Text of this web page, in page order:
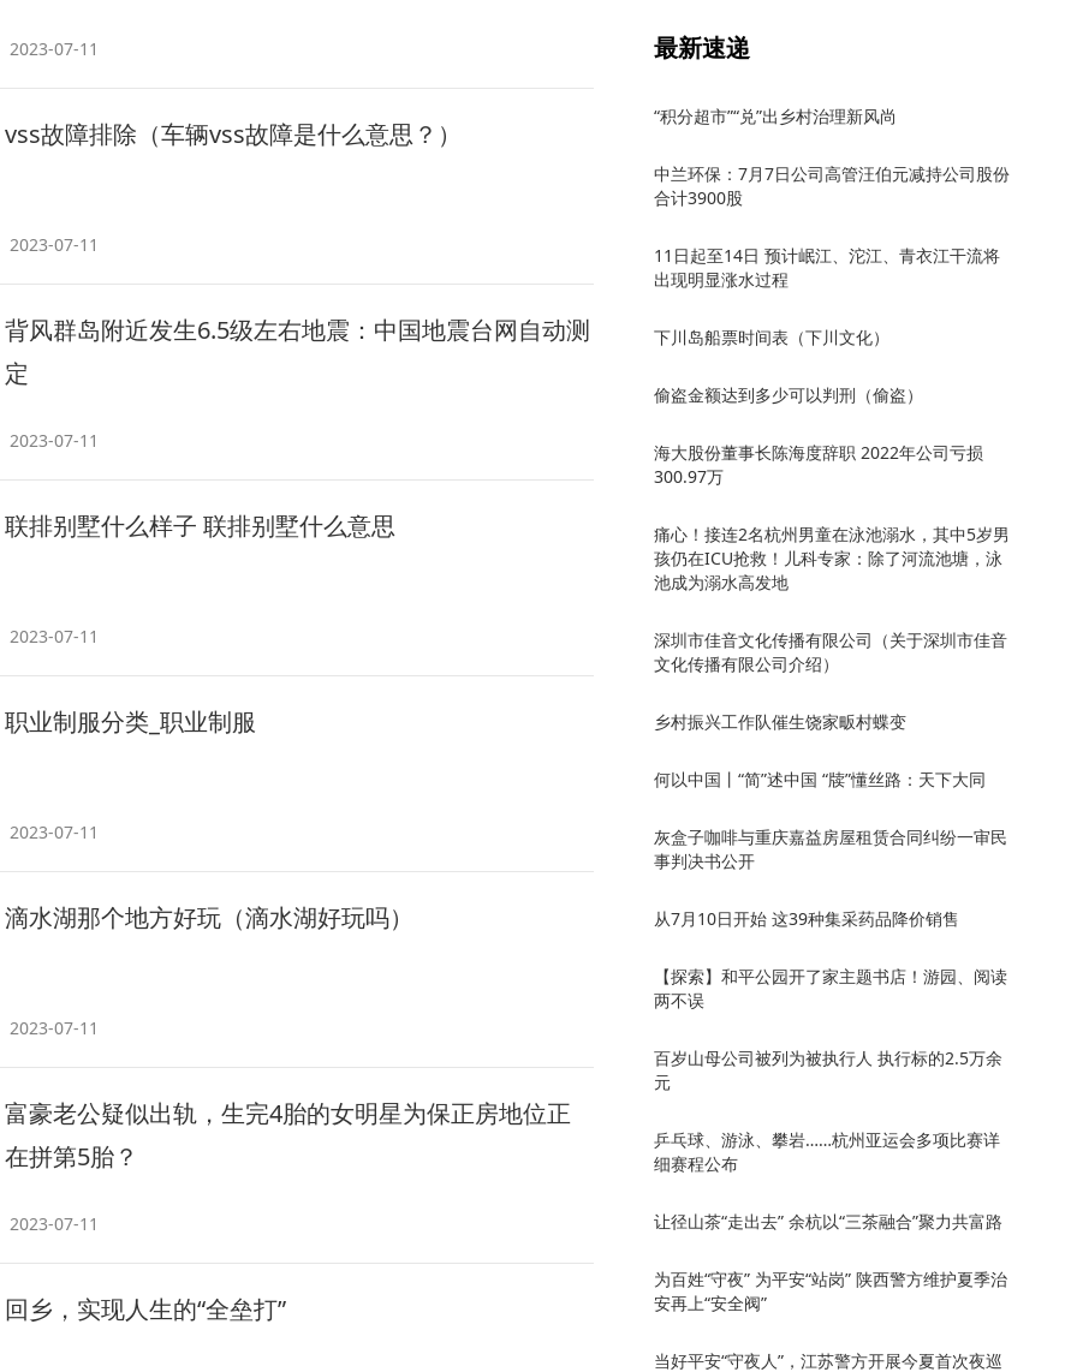
2023-07-11
vss故障排除（车辆vss故障是什么意思？）
2023-07-11
背风群岛附近发生6.5级左右地震：中国地震台网自动测
定
2023-07-11
联排别墅什么样子 联排别墅什么意思
2023-07-11
职业制服分类_职业制服
2023-07-11
滴水湖那个地方好玩（滴水湖好玩吗）
2023-07-11
富豪老公疑似出轨，生完4胎的女明星为保正房地位正
在拼第5胎？
2023-07-11
回乡，实现人生的“全垒打”
最新速递
“积分超市”“兑”出乡村治理新风尚
中兰环保：7月7日公司高管汪伯元减持公司股份
合计3900股
11日起至14日 预计岷江、沱江、青衣江干流将
出现明显涨水过程
下川岛船票时间表（下川文化）
偷盗金额达到多少可以判刑（偷盗）
海大股份董事长陈海度辞职 2022年公司亏损
300.97万
痛心！接连2名杭州男童在泳池溺水，其中5岁男
孩仍在ICU抢救！儿科专家：除了河流池塘，泳
池成为溺水高发地
深圳市佳音文化传播有限公司（关于深圳市佳音
文化传播有限公司介绍）
乡村振兴工作队催生饶家畈村蝶变
何以中国丨“简”述中国 “牍”懂丝路：天下大同
灰盒子咖啡与重庆嘉益房屋租赁合同纠纷一审民
事判决书公开
从7月10日开始 这39种集采药品降价销售
【探索】和平公园开了家主题书店！游园、阅读
两不误
百岁山母公司被列为被执行人 执行标的2.5万余
元
乒乓球、游泳、攀岩……杭州亚运会多项比赛详
细赛程公布
让径山茶“走出去” 余杭以“三茶融合”聚力共富路
为百姓“守夜” 为平安“站岗” 陕西警方维护夏季治
安再上“安全阀”
当好平安“守夜人”，江苏警方开展今夏首次夜巡